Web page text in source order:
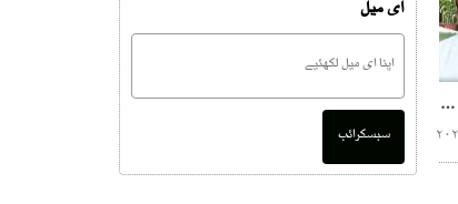
علمائے کرام کا قربانی کے ضوابط پر سندھ حکومت سے اتفاق
ای میل
سبسکرائب